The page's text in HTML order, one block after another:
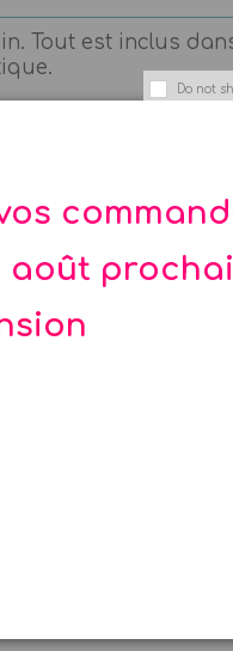
Do not
août
Tout est inclus
La Fée
par les